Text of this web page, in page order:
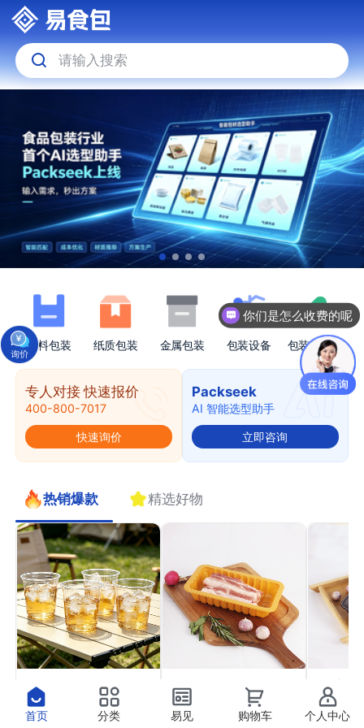
请输入搜索
塑料包装 纸质包装 金属包装 包装设备 包装原材料
专人对接 快速报价
400-800-7017
快速询价
Packseek
AI 智能选型助手
立即咨询
热销爆款 精选好物
PET果切杯11
￥0.41
PP气调托盒22
￥0.37
PP高
￥
首页 分类 易见 购物车 个人中心
你们是怎么收费的呢